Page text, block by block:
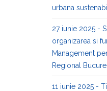
urbana
27 iunie 2025 -
organizarea si
Management
Regional
11 iunie 2025 -